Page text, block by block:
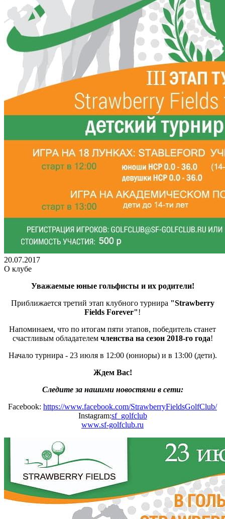
20.07.2017
О клубе
Уважаемые юные гольфисты и их родители!
Приближается третий этап клубного турнира "Strawberry
Fields Forever"!
Напоминаем, что по итогам пяти этапов, победитель станет
счастливым обладателем членства на сезон 2018-го года!
Начало турнира - 23 июля в 12:00 (юниоры) и в 13:00 (дети).
Ждем Вас!
Следите за нашими новостями в сети:
Facebook: https://www.facebook.com/StrawberryFieldsGolfClub/
Instagram:sf_golfclub
www.sf-golfclub.ru